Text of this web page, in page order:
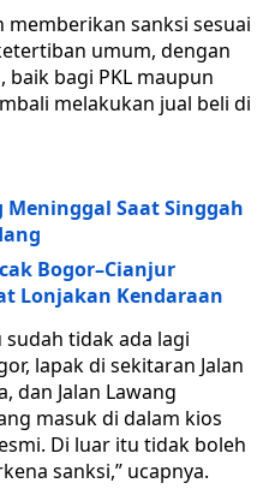
sanksi sesuai
umum, dengan
baik bagi PKL maupun
melakukan jual beli di
Saat Singgah
Bogor–Cianjur
Lonjakan Kendaraan
tidak ada lagi
lapak di sekitaran Jalan
dan Jalan Lawang
masuk di dalam kios
Di luar itu tidak boleh
sanksi,” ucapnya.